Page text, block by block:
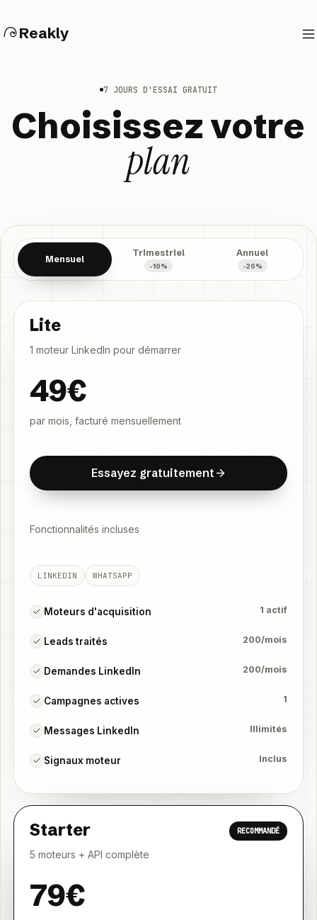
Reakly
7 JOURS D'ESSAI GRATUIT
Choisissez votre
plan
Mensuel
Trimestriel
-10%
Annuel
-20%
Lite
1 moteur LinkedIn pour démarrer
49€
par mois, facturé mensuellement
Essayez gratuitement
Essayez gratuitement
Essayez gratuitement
Fonctionnalités incluses
LINKEDIN WHATSAPP
Moteurs d'acquisition 1 actif
Leads traités 200/mois
Demandes LinkedIn 200/mois
Campagnes actives 1
Messages LinkedIn Illimités
Signaux moteur Inclus
RECOMMANDÉ
Starter
5 moteurs + API complète
79€